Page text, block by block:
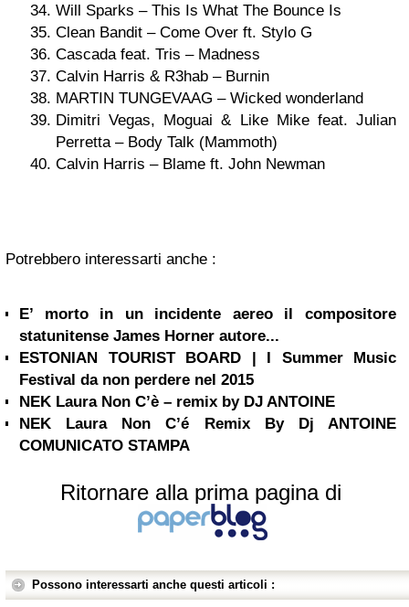
Will Sparks – This Is What The Bounce Is
Clean Bandit – Come Over ft. Stylo G
Cascada feat. Tris – Madness
Calvin Harris & R3hab – Burnin
MARTIN TUNGEVAAG – Wicked wonderland
Dimitri Vegas, Moguai & Like Mike feat. Julian
Perretta – Body Talk (Mammoth)
Calvin Harris – Blame ft. John Newman
Potrebbero interessarti anche :
E’ morto in un incidente aereo il compositore
statunitense James Horner autore...
ESTONIAN TOURIST BOARD | I Summer Music
Festival da non perdere nel 2015
NEK Laura Non C’è – remix by DJ ANTOINE
NEK Laura Non C’é Remix By Dj ANTOINE
COMUNICATO STAMPA
Ritornare alla prima pagina di
Possono interessarti anche questi articoli :